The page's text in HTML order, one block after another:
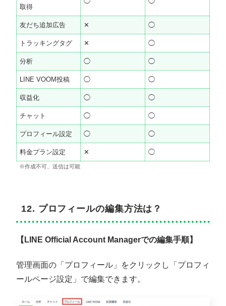
取得
友だち追加広告 ✕ ◯
トラッキングタグ ✕ ◯
分析 ◯ ◯
LINE VOOM投稿 ◯ ◯
収益化 ◯ ◯
チャット ◯ ◯
プロフィール設定 ◯ ◯
料金プラン設定 ✕ ◯
※作成不可、送信は可能
12. プロフィールの編集方法は？
【LINE Official Account Managerでの編集手順】
管理画面の「プロフィール」をクリックし「プロフィ
ールページ設定」で編集できます。